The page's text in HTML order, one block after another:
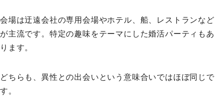
会場は迂遠会社の専用会場やホテル、船、レストランなど
が主流です。特定の趣味をテーマにした婚活パーティもあ
ります。
どちらも、異性との出会いという意味合いではほぼ同じで
す。